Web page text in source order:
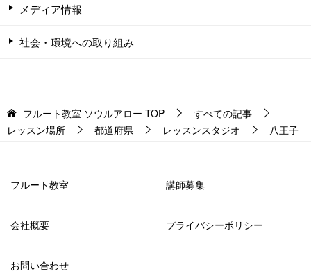
メディア情報
社会・環境への取り組み
フルート教室 ソウルアロー TOP
すべての記事
レッスン場所
都道府県 レッスンスタジオ 八王子
フルート教室 講師募集
会社概要 プライバシーポリシー
お問い合わせ